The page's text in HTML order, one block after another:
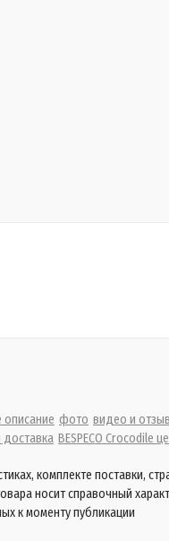
фото видео и
доставка BESPECO Crocodile
комплекте поставки,
носит справочный
к моменту публикации